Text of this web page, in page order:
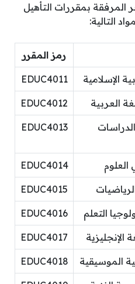
بمقررات التأهيل
التالية:
رمز المقرر
الإسلامية EDUC4011
العربية EDUC4012
EDUC4013
EDUC4014
EDUC4015
التعلم EDUC4016
EDUC4017
الموسيقية EDUC4018